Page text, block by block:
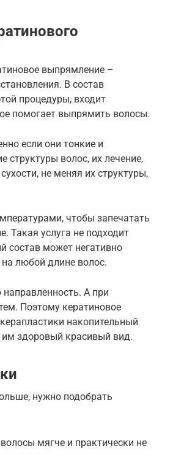
выпрямление –
В состав
процедуры, входит
помогает выпрямить волосы.
если они тонкие и
структуры волос, их лечение,
не меняя их структуры,
чтобы запечатать
Такая услуга не подходит
состав может негативно
любой длине волос.
А при
Поэтому кератиновое
накопительный
им здоровый красивый вид.
нужно подобрать
мягче и практически не